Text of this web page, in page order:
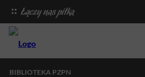
BIBLIOTEKA PZPN